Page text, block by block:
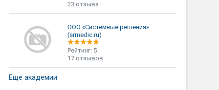
23 отзыва
ООО «Системные решения»
(srmedic.ru)
Рейтинг: 5
17 отзывов
Еще академии